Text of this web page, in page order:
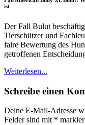
ist
Der Fall Bulut
Tierschützer und
faire Bewertung des
getroffenen
Weiterlesen...
Schreibe einen
Deine E-Mail-Adresse
Felder sind mit *